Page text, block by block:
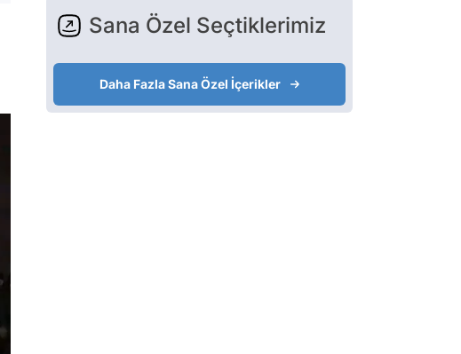
Sana Özel Seçtiklerimiz
Daha Fazla Sana Özel İçerikler